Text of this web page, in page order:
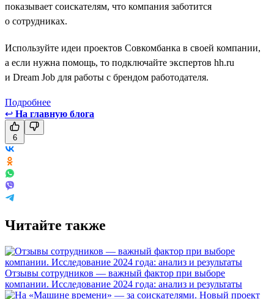
показывает соискателям, что компания заботится
о сотрудниках.
Используйте идеи проектов Совкомбанка в своей компании,
а если нужна помощь, то подключайте экспертов hh.ru
и Dream Job для работы с брендом работодателя.
Подробнее
↩ На главную блога
6
Читайте также
Отзывы сотрудников — важный фактор при выборе
компании. Исследование 2024 года: анализ и результаты